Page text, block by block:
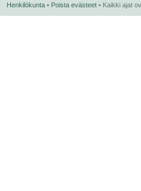
Henkilökunta • Poista evästeet • Kaikki ajat